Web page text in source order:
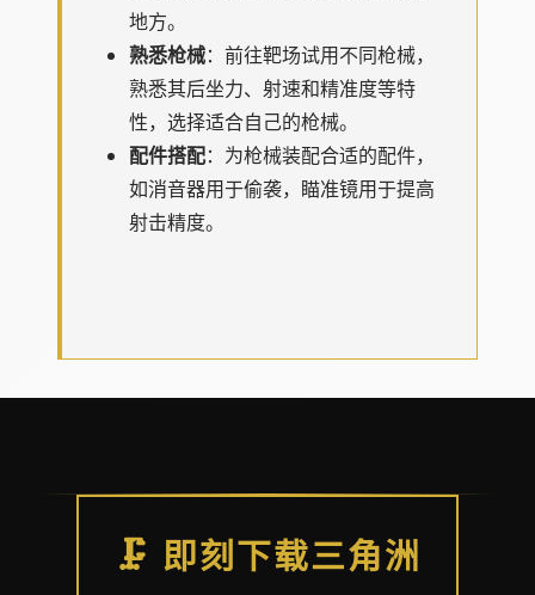
地方。
熟悉枪械：前往靶场试用不同枪械，
熟悉其后坐力、射速和精准度等特
性，选择适合自己的枪械。
配件搭配：为枪械装配合适的配件，
如消音器用于偷袭，瞄准镜用于提高
射击精度。
🗜️ 即刻下载三角洲